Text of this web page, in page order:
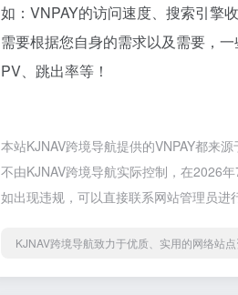
如：VNPAY的访问速度、搜索引擎
需要根据您自身的需求以及需要，
PV、跳出率等！
本站KJNAV跨境导航提供的VNPAY都来
不由KJNAV跨境导航实际控制，在2026
如出现违规，可以直接联系网站管理员进
KJNAV跨境导航致力于优质、实用的网络站点